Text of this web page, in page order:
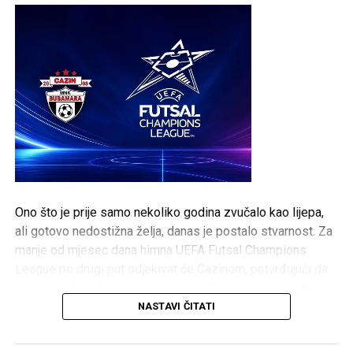
Ono što je prije samo nekoliko godina zvučalo kao lijepa,
ali gotovo nedostižna želja, danas je postalo stvarnost. Za
manje od mjesec dana himna UEFA Futsal Champions
Ovo nije priča samo o sportskim uspjesima. Ovo je priča o
NASTAVI ČITATI